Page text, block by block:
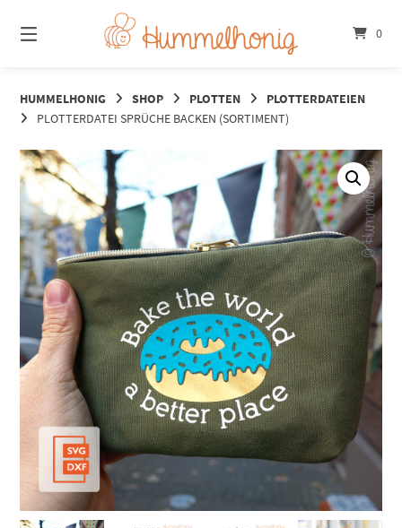
zum
Inhalt
0
HUMMELHONIG SHOP PLOTTEN
PLOTTERDATEIEN
PLOTTERDATEI SPRÜCHE BACKEN (SORTIMENT)